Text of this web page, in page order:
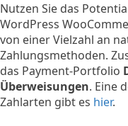
Nutzen Sie das
WordPress
von einer Vielzahl an
Zahlungsmethoden.
das Payment-Portfolio
Überweisungen. Eine
Zahlarten gibt es hier.